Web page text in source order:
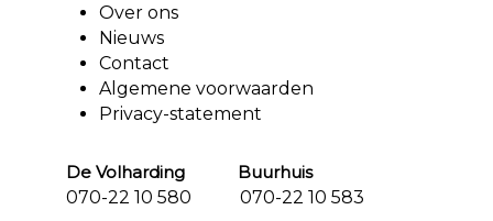
Over ons
Nieuws
Contact
Algemene voorwaarden
Privacy-statement
De Volharding Buurhuis
070-22 10 580 070-22 10 583